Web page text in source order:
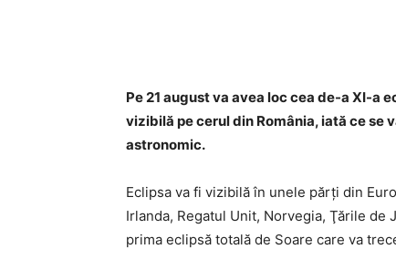
Pe 21 august va avea loc cea de-a XI-a
vizibilă pe cerul din România, iată ce se
astronomic.
Eclipsa va fi vizibilă în unele părţi din
Irlanda, Regatul Unit, Norvegia, Ţările de
prima eclipsă totală de Soare care va